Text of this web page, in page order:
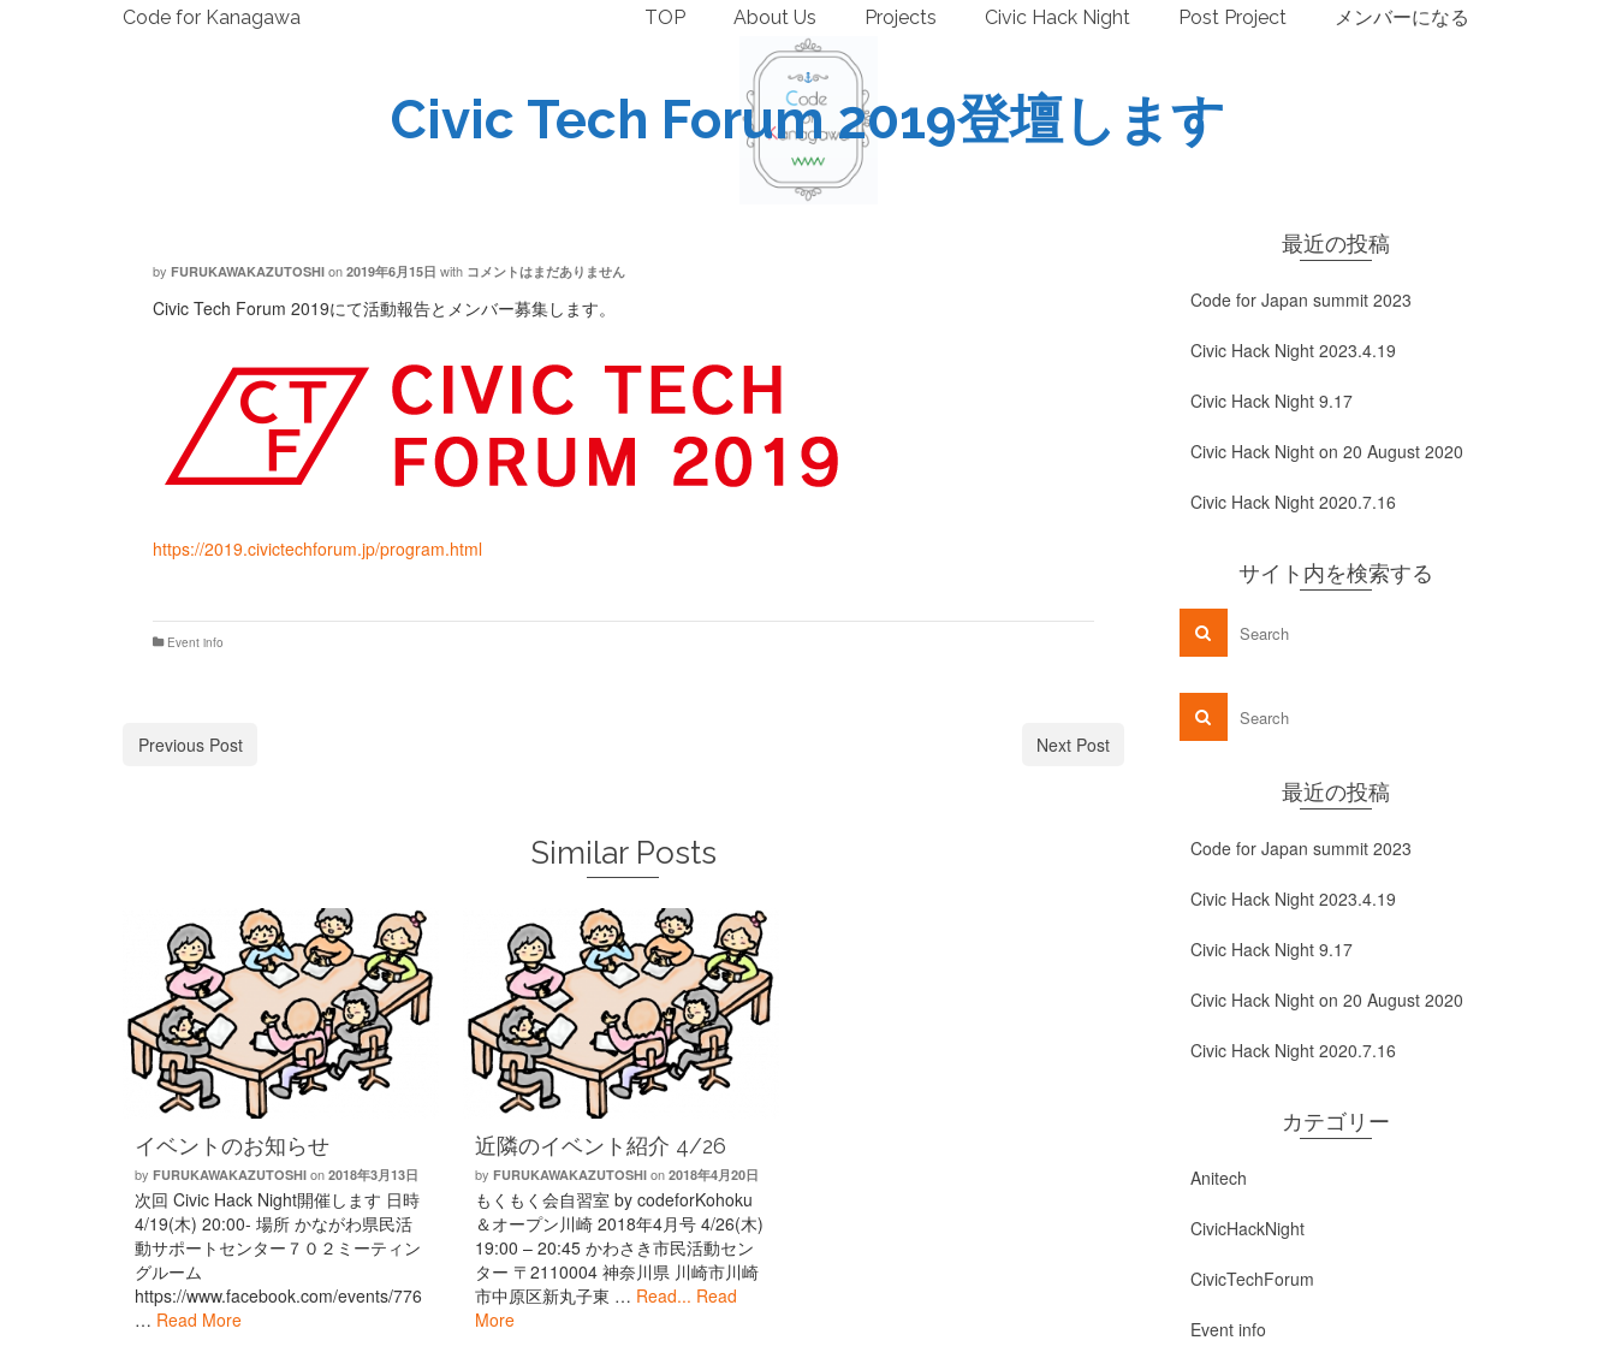
Code for Kanagawa TOP About Us Projects Civic Hack Night Post Project メンバーになる
Civic Tech Forum 2019登壇します
by FURUKAWAKAZUTOSHI on 2019年6月15日 with コメントはまだありません
Civic Tech Forum 2019にて活動報告とメンバー募集します。
https://2019.civictechforum.jp/program.html
Event info
Previous Post Next Post
Similar Posts
イベントのお知らせ
by FURUKAWAKAZUTOSHI on 2018年3月13日
次回 Civic Hack Night開催します 日時
4/19(木) 20:00- 場所 かながわ県民活
動サポートセンター７０２ミーティン
グルーム
https://www.facebook.com/events/776
… Read More
近隣のイベント紹介 4/26
byFURUKAWAKAZUTOSHI on2018年4月20日
もくもく会自習室 by codeforKohoku
＆オープン川崎 2018年4月号 4/26(木)
19:00 – 20:45 かわさき市民活動セン
ター 〒2110004 神奈川県 川崎市川崎
市中原区新丸子東 … Read... Read
More
最近の投稿
Code for Japan summit 2023
Civic Hack Night 2023.4.19
Civic Hack Night 9.17
Civic Hack Night on 20 August 2020
Civic Hack Night 2020.7.16
サイト内を検索する
最近の投稿
Code for Japan summit 2023
Civic Hack Night 2023.4.19
Civic Hack Night 9.17
Civic Hack Night on 20 August 2020
Civic Hack Night 2020.7.16
カテゴリー
Anitech
CivicHackNight
CivicTechForum
Event info